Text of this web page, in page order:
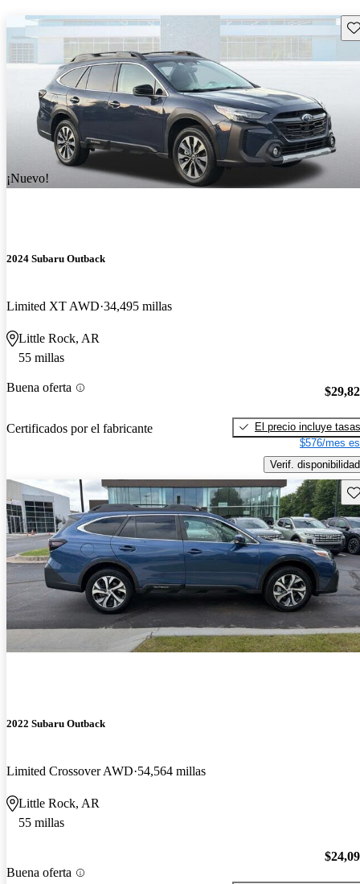
¡Nuevo!
2024 Subaru Outback
Limited XT AWD 34,495 millas
Little Rock, AR
55 millas
Buena oferta
Certificados por el fabricante
El precio incluye tasas
$576/mes
Verif. disponibilidad
2022 Subaru Outback
Limited Crossover AWD 54,564 millas
Little Rock, AR
55 millas
Buena oferta